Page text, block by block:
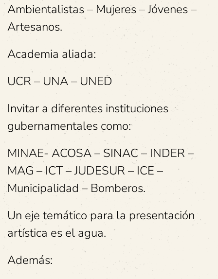
Ambientalistas – Mujeres – Jóvenes –
Artesanos.
Academia aliada:
UCR – UNA – UNED
Invitar a diferentes instituciones
gubernamentales como:
MINAE- ACOSA – SINAC – INDER –
MAG – ICT – JUDESUR – ICE –
Municipalidad – Bomberos.
Un eje temático para la presentación
artística es el agua.
Además: